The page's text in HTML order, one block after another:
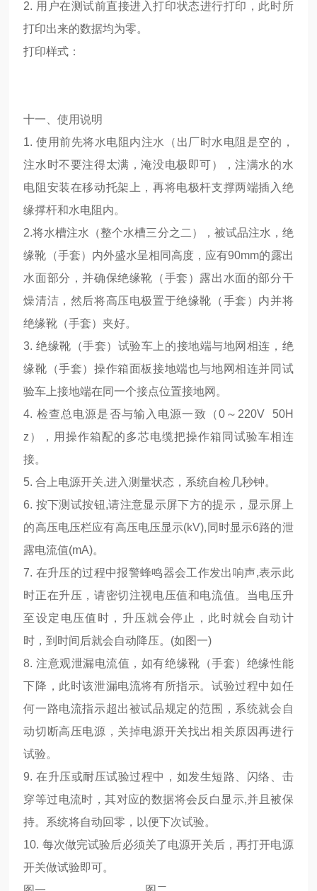
2. 用户在测试前直接进入打印状态进行打印，此时所
打印出来的数据均为零。
打印样式：
十一、使用说明
1. 使用前先将水电阻内注水（出厂时水电阻是空的，
注水时不要注得太满，淹没电极即可），注满水的水
电阻安装在移动托架上，再将电极杆支撑两端插入绝
缘撑杆和水电阻内。
2.将水槽注水（整个水槽三分之二），被试品注水，绝
缘靴（手套）内外盛水呈相同高度，应有90mm的露出
水面部分，并确保绝缘靴（手套）露出水面的部分干
燥清洁，然后将高压电极置于绝缘靴（手套）内并将
绝缘靴（手套）夹好。
3. 绝缘靴（手套）试验车上的接地端与地网相连，绝
缘靴（手套）操作箱面板接地端也与地网相连并同试
验车上接地端在同一个接点位置接地网。
4. 检查总电源是否与输入电源一致（0～220V 50H
z），用操作箱配的多芯电缆把操作箱同试验车相连
接。
5. 合上电源开关,进入测量状态，系统自检几秒钟。
6. 按下测试按钮,请注意显示屏下方的提示，显示屏上
的高压电压栏应有高压电压显示(kV),同时显示6路的泄
露电流值(mA)。
7. 在升压的过程中报警蜂鸣器会工作发出响声,表示此
时正在升压，请密切注视电压值和电流值。当电压升
至设定电压值时，升压就会停止，此时就会自动计
时，到时间后就会自动降压。(如图一)
8. 注意观泄漏电流值，如有绝缘靴（手套）绝缘性能
下降，此时该泄漏电流将有所指示。试验过程中如任
何一路电流指示超出被试品规定的范围，系统就会自
动切断高压电源，关掉电源开关找出相关原因再进行
试验。
9. 在升压或耐压试验过程中，如发生短路、闪络、击
穿等过电流时，其对应的数据将会反白显示,并且被保
持。系统将自动回零，以便下次试验。
10. 每次做完试验后必须关了电源开关后，再打开电源
开关做试验即可。